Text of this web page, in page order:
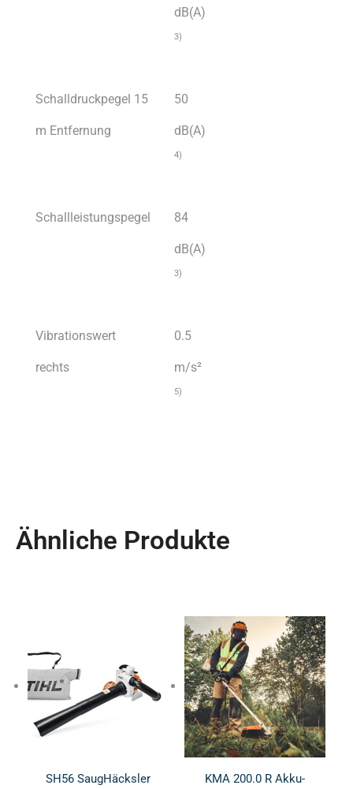
dB(A)
3)
Schalldruckpegel 15
m Entfernung
50
dB(A)
4)
Schallleistungspegel 84
dB(A)
3)
Vibrationswert
rechts
0.5
m/s²
5)
Ähnliche Produkte
SH56 SaugHäcksler
KMA 200.0 R Akku-